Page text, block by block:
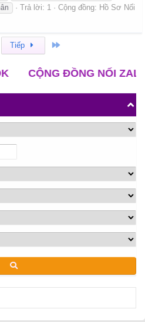
Trả lời: 1 Cộng đồng: Hồ Sơ Nối
Tiếp
ĐỒNG NỐI ZALO